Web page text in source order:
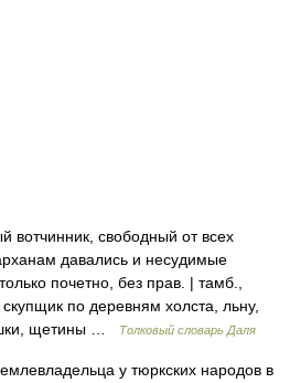
вотчинник, свободный от всех
давались и несудимые
почетно, без прав. | тамб.,
по деревням холста, льну,
щетины …
Толковый словарь Даля
у тюркских народов в